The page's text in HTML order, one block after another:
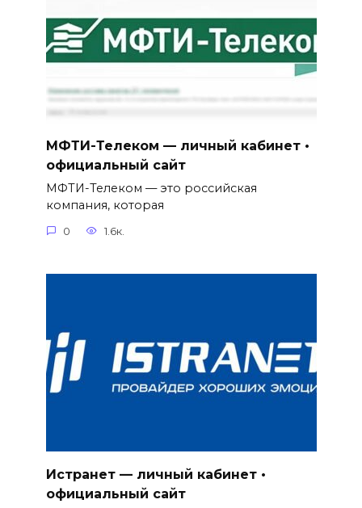
МФТИ-Телеком — личный кабинет •
официальный сайт
МФТИ-Телеком — это российская
компания, которая
0 1.6к.
Истранет — личный кабинет •
официальный сайт